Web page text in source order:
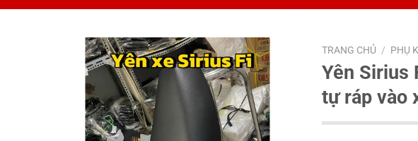
TRANG CHỦ / PHỤ
Yên Sirius
tự ráp vào